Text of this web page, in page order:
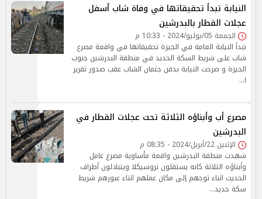
النيابة تبدأ تحقيقاتها في وفاة شاب أسفل
عجلات القطار بالبدرشين
الجمعة 05/يوليو/2024 - 10:33 م
تبدأ النيابة العامة في الجيزة تحقيقاتها في واقعة مصرع
شاب على شريط السكة الحديد في منطقة البدرشين جنوب
الجيزة و صرحت النيابة بدفن جثمان الشاب عقب صدور تقرير
ا…
مصرع أب وأبناؤه الثلاثة تحت عجلات القطار في
البدرشين
الإثنين 22/أبريل/2024 - 08:35 م
شهدت منطقة البدرشين واقعة مأساوية مصرع عامل
وأبناؤه الثلاثة كانه يستقلون تروسيكلا ويتبادلون أطراف
الحديث اثناء توجهم إلى مكان عملهم اثناء عبورهم شريط
سكة حديد…